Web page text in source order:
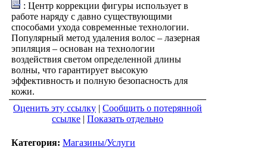
: Центр коррекции фигуры использует в
работе наряду с давно существующими
способами ухода современные технологии.
Популярный метод удаления волос – лазерная
эпиляция – основан на технологии
воздействия светом определенной длины
волны, что гарантирует высокую
эффективность и полную безопасность для
кожи.
Оценить эту ссылку | Сообщить о потерянной
ссылке | Показать отдельно
Категория: Магазины/Услуги